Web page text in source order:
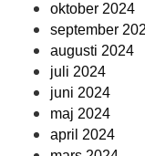
oktober 2024
september
augusti 2024
juli 2024
juni 2024
maj 2024
april 2024